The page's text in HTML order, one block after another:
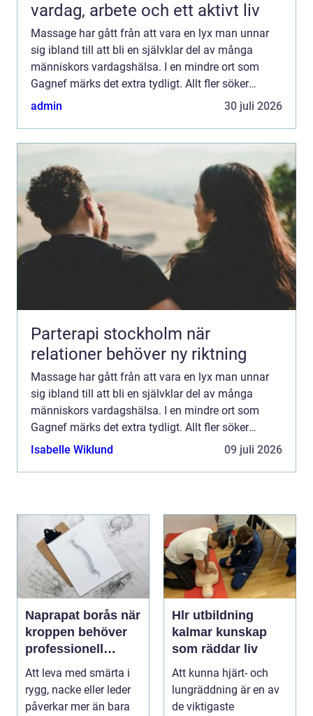
vardag, arbete och ett aktivt liv
Massage har gått från att vara en lyx man unnar
sig ibland till att bli en självklar del av många
människors vardagshälsa. I en mindre ort som
Gagnef märks det extra tydligt. Allt fler söker
professionell hjälp för stel nacke, trötta axlar,
admin 30 juli 2026
Parterapi stockholm när
relationer behöver ny riktning
Massage har gått från att vara en lyx man unnar
sig ibland till att bli en självklar del av många
människors vardagshälsa. I en mindre ort som
Gagnef märks det extra tydligt. Allt fler söker
professionell hjälp för stel nacke, trötta axlar,
Isabelle Wiklund 09 juli 2026
Naprapat borås när
kroppen behöver
professionell
manuell
behandling
Att leva med smärta i
rygg, nacke eller leder
påverkar mer än bara
Hlr utbildning
kalmar kunskap
som räddar liv
Att kunna hjärt- och
lungräddning är en av
de viktigaste